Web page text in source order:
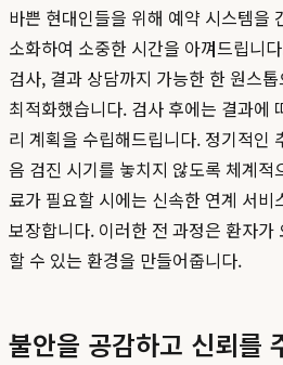
바쁜 현대인들을 위해 예약 시스템을
소화하여 소중한 시간을 아껴드립니
검사, 결과 상담까지 가능한 한 원스
최적화했습니다. 검사 후에는 결과에
리 계획을 수립해드립니다. 정기적인
음 검진 시기를 놓치지 않도록 체계적
료가 필요할 시에는 신속한 연계 서비
보장합니다. 이러한 전 과정은 환자가
할 수 있는 환경을 만들어줍니다.
불안을 공감하고 신뢰를